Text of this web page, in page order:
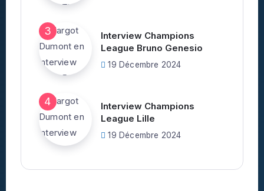
Interview Champions
League Bruno Genesio
19 Décembre 2024
Interview Champions
League Lille
19 Décembre 2024